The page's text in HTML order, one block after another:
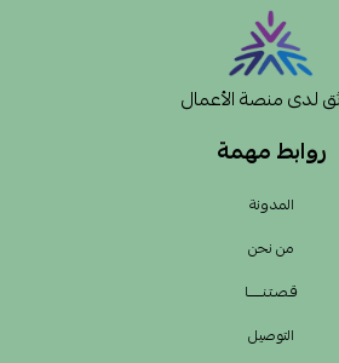
روابط مهمة
المدونة
من نحن
قـصـتـنــــــا
التوصيل
لدى منصة الأعمال